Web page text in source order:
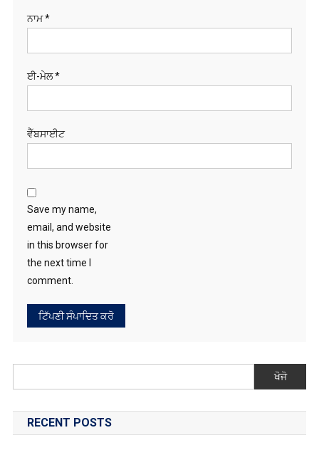
ਈ-ਮੇਲ
ਵੈੱਬਸਾਈਟ
in this browser for
the next time I
comment.
RECENT POSTS